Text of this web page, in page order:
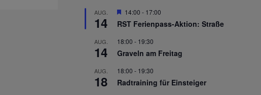
AUG.
14
Hervorgehoben
14:00 - 17:00
RST Ferienpass-Aktion: Straße
AUG.
14
18:00 - 19:30
Graveln am Freitag
AUG.
18
18:00 - 19:30
Radtraining für Einsteiger